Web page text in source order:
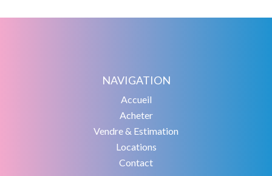
NAVIGATION
Accueil
Acheter
Vendre & Estimation
Locations
Contact